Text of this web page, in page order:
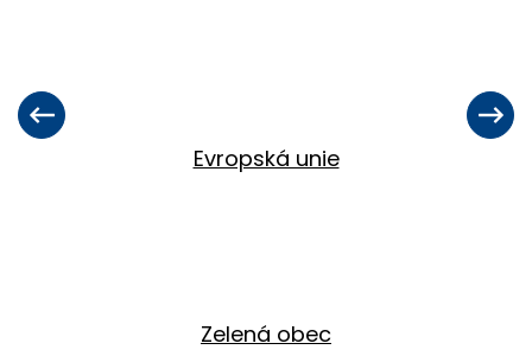
Evropská unie
Zelená obec